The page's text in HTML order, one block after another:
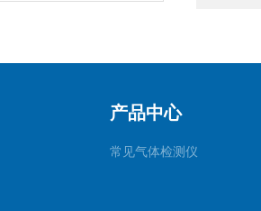
产品中心
常见气体检测仪